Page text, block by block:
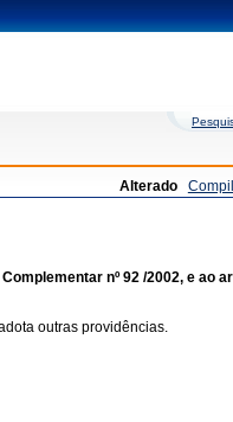
Alterado
nº 92 /2002, e ao
outras providências.